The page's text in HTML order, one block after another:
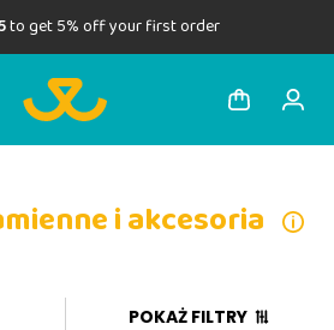
to get 5% off your first order
i akcesoria
POKAŻ FILTRY